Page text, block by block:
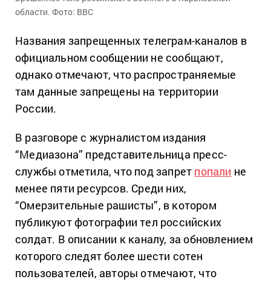
области. Фото: BBC
Названия запрещенных телеграм-каналов в
официальном сообщении не сообщают,
однако отмечают, что распространяемые
там данные запрещены на территории
России.
В разговоре с журналистом издания
“Медиазона” представительница пресс-
службы отметила, что под запрет попали не
менее пяти ресурсов. Среди них,
“Омерзительные рашисты”, в котором
публикуют фотографии тел российских
солдат. В описании к каналу, за обновлением
которого следят более шести сотен
пользователей, авторы отмечают, что